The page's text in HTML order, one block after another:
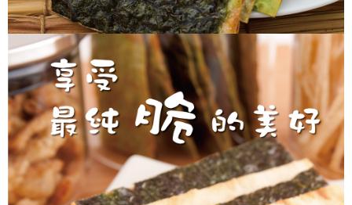
https://aftee.tw/terms/#terms3
３．未成年的使用者請事先徵得法定代理人或監護人之同意方可使用
「AFTEE先享後付」，若未經同意申辦者引起之損失，本公司不負相關責
任。
４．使用「AFTEE先享後付」時，將依據個別帳號之用戶狀況，依本公司即
時審查核予不同之上限額度；若仍有額度不足之情形，本公司將視審查結果
請求用戶進行身份認證。
５．嚴禁一人註冊多個帳號或使用他人資訊註冊。若發現惡意使用之情形，
恩沛科技股份有限公司將有權停止該用戶之使用額度並採取法律行動。